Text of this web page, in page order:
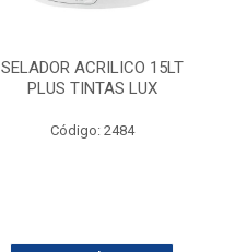
SELADOR ACRILICO 15LT
PLUS TINTAS LUX
Código: 2484